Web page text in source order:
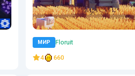
МИР Floruit
4 660